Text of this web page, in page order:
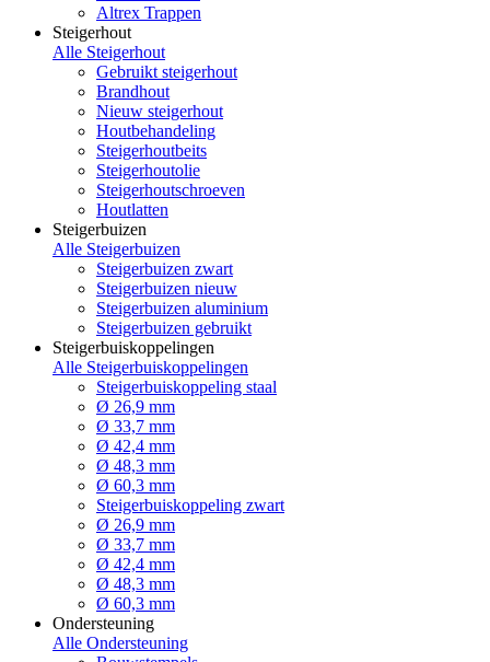
Altrex Trappen
Steigerhout
Alle Steigerhout
Gebruikt steigerhout
Brandhout
Nieuw steigerhout
Houtbehandeling
Steigerhoutbeits
Steigerhoutolie
Steigerhoutschroeven
Houtlatten
Steigerbuizen
Alle Steigerbuizen
Steigerbuizen zwart
Steigerbuizen nieuw
Steigerbuizen aluminium
Steigerbuizen gebruikt
Steigerbuiskoppelingen
Alle Steigerbuiskoppelingen
Steigerbuiskoppeling staal
Ø 26,9 mm
Ø 33,7 mm
Ø 42,4 mm
Ø 48,3 mm
Ø 60,3 mm
Steigerbuiskoppeling zwart
Ø 26,9 mm
Ø 33,7 mm
Ø 42,4 mm
Ø 48,3 mm
Ø 60,3 mm
Ondersteuning
Alle Ondersteuning